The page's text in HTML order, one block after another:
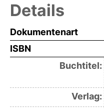
Details
Dokumentenart
ISBN
Buchtitel:
Verlag: